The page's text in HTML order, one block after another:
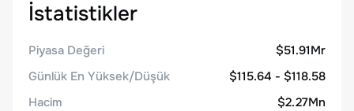
İstatistikler
Piyasa Değeri
$51.91Mr
Günlük En Yüksek/Düşük
$115.64 - $118.58
Hacim
$2.27Mn